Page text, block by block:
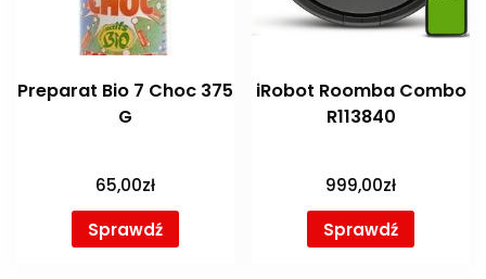
Preparat Bio 7 Choc 375
G
65,00zł
Sprawdź
iRobot Roomba Combo
R113840
999,00zł
Sprawdź